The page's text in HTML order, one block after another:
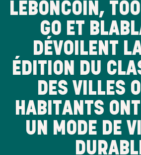
LEBONCOIN,
GO ET
DÉVOILENT
ÉDITION DU
DES VILLES
HABITANTS
UN MODE DE